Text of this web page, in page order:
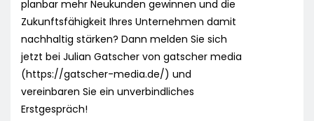
planbar mehr Neukunden gewinnen und die
Zukunftsfähigkeit Ihres Unternehmen damit
nachhaltig stärken? Dann melden Sie sich
jetzt bei Julian Gatscher von gatscher media
(https://gatscher-media.de/) und
vereinbaren Sie ein unverbindliches
Erstgespräch!